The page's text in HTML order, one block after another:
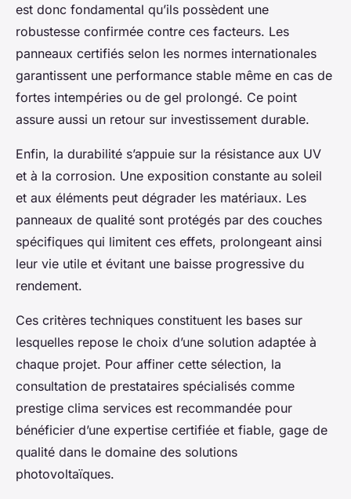
est donc fondamental qu’ils possèdent une
robustesse confirmée contre ces facteurs. Les
panneaux certifiés selon les normes internationales
garantissent une performance stable même en cas de
fortes intempéries ou de gel prolongé. Ce point
assure aussi un retour sur investissement durable.
Enfin, la durabilité s’appuie sur la résistance aux UV
et à la corrosion. Une exposition constante au soleil
et aux éléments peut dégrader les matériaux. Les
panneaux de qualité sont protégés par des couches
spécifiques qui limitent ces effets, prolongeant ainsi
leur vie utile et évitant une baisse progressive du
rendement.
Ces critères techniques constituent les bases sur
lesquelles repose le choix d’une solution adaptée à
chaque projet. Pour affiner cette sélection, la
consultation de prestataires spécialisés comme
prestige clima services est recommandée pour
bénéficier d’une expertise certifiée et fiable, gage de
qualité dans le domaine des solutions
photovoltaïques.